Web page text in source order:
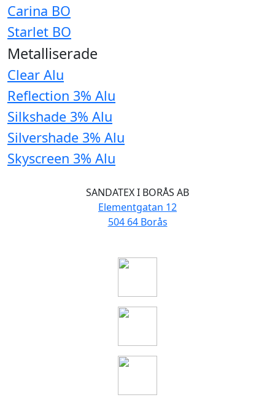
Carina BO
Starlet BO
Metalliserade
Clear Alu
Reflection 3% Alu
Silkshade 3% Alu
Silvershade 3% Alu
Skyscreen 3% Alu
SANDATEX I BORÅS AB
Elementgatan 12
504 64 Borås